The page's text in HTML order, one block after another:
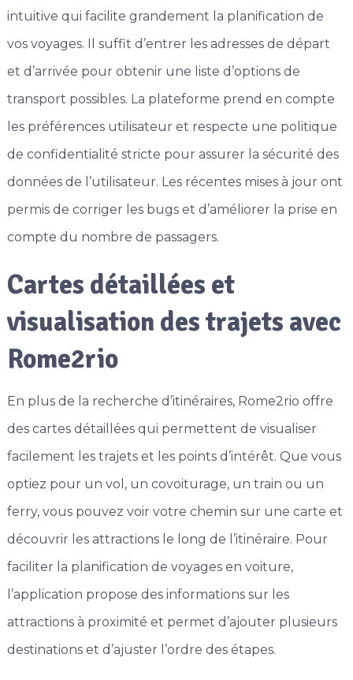
intuitive qui facilite grandement la planification de
vos voyages. Il suffit d’entrer les adresses de départ
et d’arrivée pour obtenir une liste d’options de
transport possibles. La plateforme prend en compte
les préférences utilisateur et respecte une politique
de confidentialité stricte pour assurer la sécurité des
données de l’utilisateur. Les récentes mises à jour ont
permis de corriger les bugs et d’améliorer la prise en
compte du nombre de passagers.
Cartes détaillées et
visualisation des trajets avec
Rome2rio
En plus de la recherche d’itinéraires, Rome2rio offre
des cartes détaillées qui permettent de visualiser
facilement les trajets et les points d’intérêt. Que vous
optiez pour un vol, un covoiturage, un train ou un
ferry, vous pouvez voir votre chemin sur une carte et
découvrir les attractions le long de l’itinéraire. Pour
faciliter la planification de voyages en voiture,
l’application propose des informations sur les
attractions à proximité et permet d’ajouter plusieurs
destinations et d’ajuster l’ordre des étapes.